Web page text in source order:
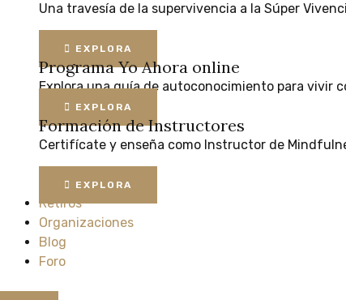
Una travesía de la supervivencia a la Súper
EXPLORA
Programa Yo Ahora online
Explora una guía de autoconocimiento para vivir
EXPLORA
Formación de Instructores
Certifícate y enseña como Instructor de
EXPLORA
Retiros
Organizaciones
Blog
Foro